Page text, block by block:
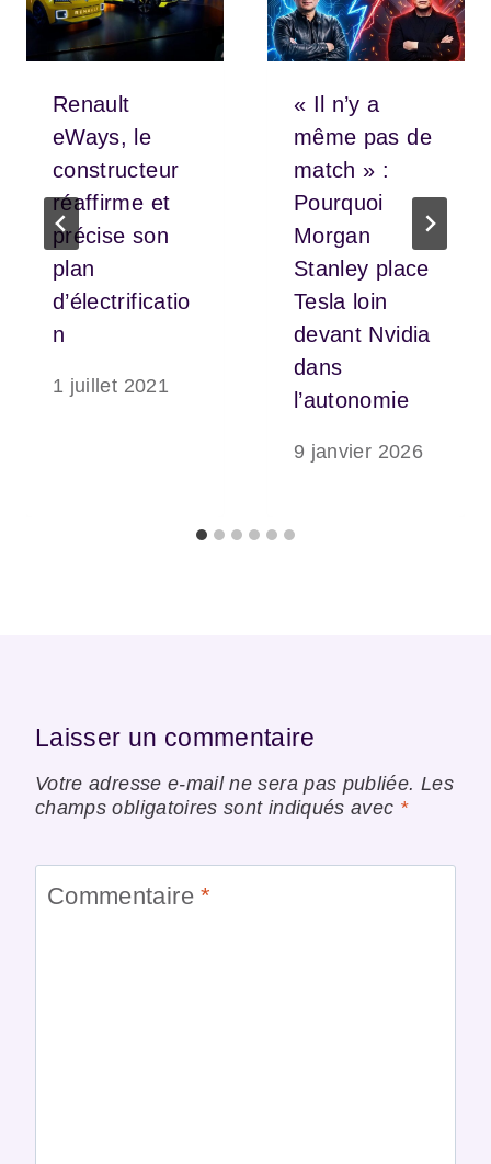
Renault
eWays, le
constructeur
réaffirme et
précise son
plan
d’électrificatio
n
1 juillet 2021
« Il n’y a
même pas de
match » :
Pourquoi
Morgan
Stanley place
Tesla loin
devant Nvidia
dans
l’autonomie
9 janvier 2026
Laisser un commentaire
Votre adresse e-mail ne sera pas publiée. Les
champs obligatoires sont indiqués avec *
Commentaire*